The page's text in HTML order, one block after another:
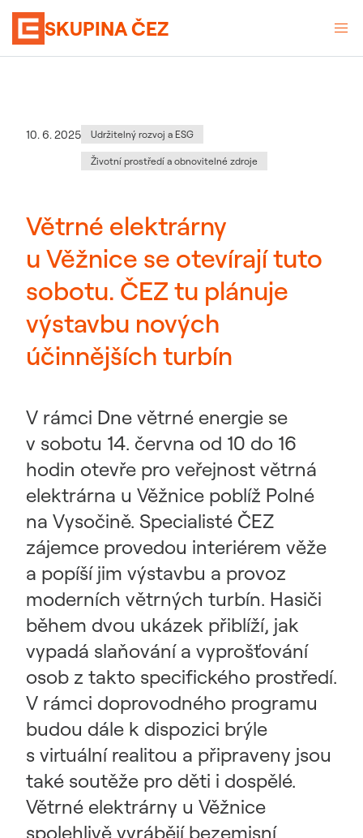
SKUPINA ČEZ
Datum zveřejnění
10. 6. 2025Kategorie:
Udržitelný rozvoj a ESG
Životní prostředí a obnovitelné zdroje
Větrné elektrárny
u Věžnice se otevírají tuto
sobotu. ČEZ tu plánuje
výstavbu nových
účinnějších turbín
V rámci Dne větrné energie se
v sobotu 14. června od 10 do 16
hodin otevře pro veřejnost větrná
elektrárna u Věžnice poblíž Polné
na Vysočině. Specialisté ČEZ
zájemce provedou interiérem věže
a popíší jim výstavbu a provoz
moderních větrných turbín. Hasiči
během dvou ukázek přiblíží, jak
vypadá slaňování a vyprošťování
osob z takto specifického prostředí.
V rámci doprovodného programu
budou dále k dispozici brýle
s virtuální realitou a připraveny jsou
také soutěže pro děti i dospělé.
Větrné elektrárny u Věžnice
spolehlivě vyrábějí bezemisní